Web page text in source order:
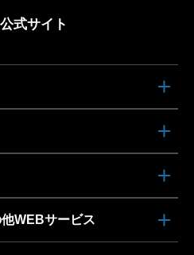
式サイト
WEBサービス